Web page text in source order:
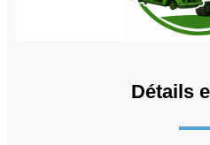
Détails